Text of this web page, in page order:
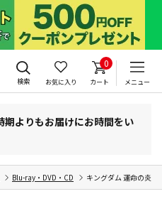
検索 お気に入り
0
カート メニュー
よりもお届けにお時間をい
Blu-ray・DVD・CD キングダム 運命の炎